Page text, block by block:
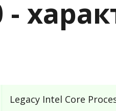
-
Legacy Intel Core